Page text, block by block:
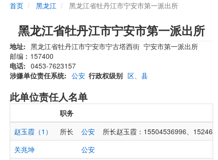
首页 黑龙江 黑龙江省牡丹江市宁安市第一派出所
黑龙江省牡丹江市宁安市第一派出所
地址
黑龙江省牡丹江市宁安市宁古塔西街 宁安市第一派出所
邮编︰157400
电话
0453-7623157
涉嫌单位责任系统
公安 行政权级别 区、县
此单位责任人名单
职务
赵玉霞（1）
所长 公安
所长赵玉霞：15504536996、
关兆坤
公安